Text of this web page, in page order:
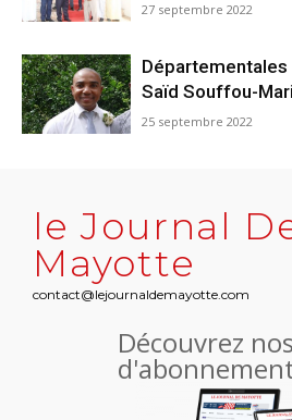
27 septembre 2022
Départementales
Saïd Souffou-
25 septembre 2022
le Journal
Mayotte
contact@lejournaldemayotte.com
Découvrez